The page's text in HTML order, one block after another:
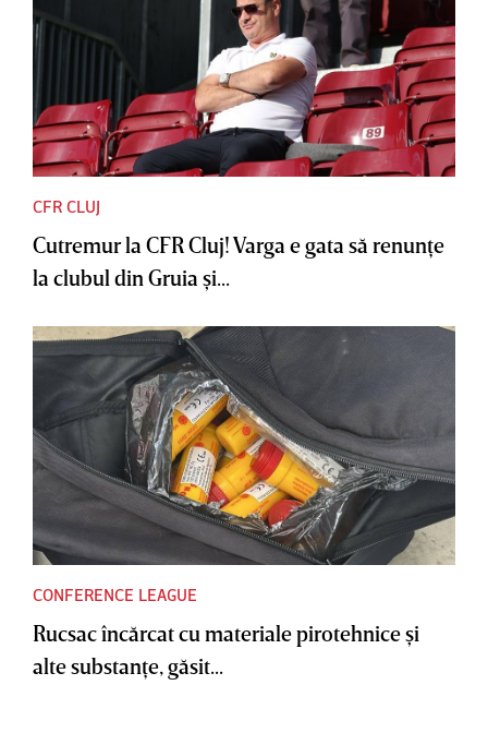
CFR CLUJ
Cutremur la CFR Cluj! Varga e gata să renunţe
la clubul din Gruia şi...
CONFERENCE LEAGUE
Rucsac încărcat cu materiale pirotehnice şi
alte substanţe, găsit...